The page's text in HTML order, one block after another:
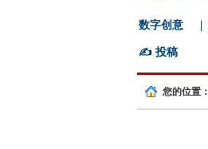
数字创意
✍️ 投稿
您的位置：